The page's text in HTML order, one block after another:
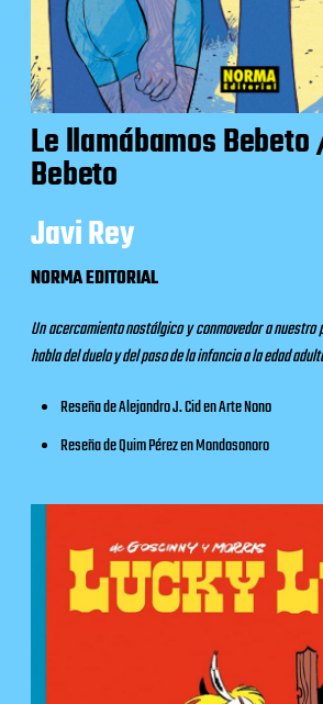
Le llamábamos
Bebeto
Javi Rey
NORMA EDITORIAL
Un acercamiento nostálgico y conmovedor a
habla del duelo y del paso de la infancia a la edad
Reseña de Alejandro J. Cid enArte Nono
Reseña de Quim Pérez enMondosonoro